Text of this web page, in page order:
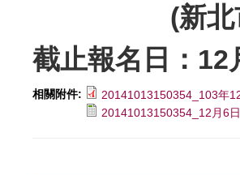
(新北市中和
截止報名日：12
相關附件:
20141013150354_103年
20141013150354_12月6